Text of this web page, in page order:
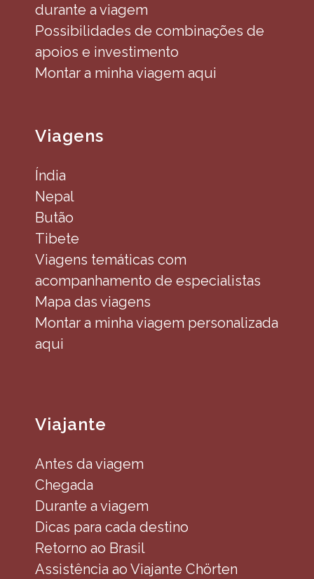
durante a viagem
Possibilidades de combinações de
apoios e investimento
Montar a minha viagem aqui
Viagens
Índia
Nepal
Butão
Tibete
Viagens temáticas com
acompanhamento de especialistas
Mapa das viagens
Montar a minha viagem personalizada
aqui
Viajante
Antes da viagem
Chegada
Durante a viagem
Dicas para cada destino
Retorno ao Brasil
Assistência ao Viajante Chörten